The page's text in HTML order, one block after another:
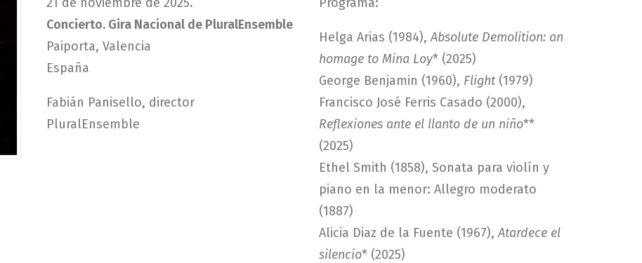
Concierto. Gira Nacional de PluralEnsemble
Paiporta, Valencia
España
Fabián Panisello, director
PluralEnsemble
Helga Arias (1984),Absolute Demolition: an
homage to Mina Loy* (2025)
George Benjamin (1960), Flight(1979)
Francisco José Ferris Casado (2000),
Reflexiones ante el llanto de un niño**
(2025)
Ethel Smith (1858), Sonata para violín y
piano en la menor: Allegro moderato
(1887)
Alicia Diaz de la Fuente (1967),Atardece el
silencio* (2025)